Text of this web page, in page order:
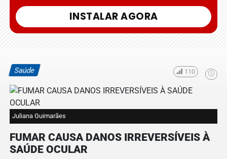
INSTALAR AGORA
Saúde 110
Juliana Guimarães
FUMAR CAUSA DANOS IRREVERSÍVEIS À
SAÚDE OCULAR